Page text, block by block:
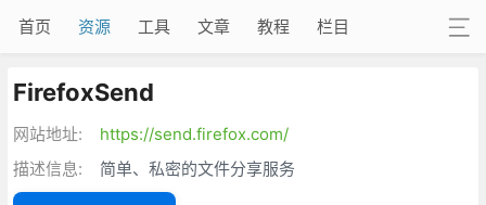
首页 资源 工具 文章 教程 栏目
FirefoxSend
网站地址:
https://send.firefox.com/
描述信息:
简单、私密的文件分享服务